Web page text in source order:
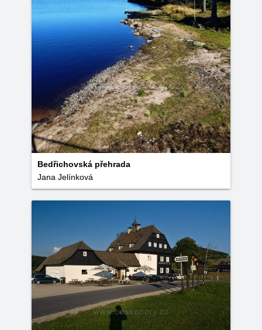
Bedřichovská přehrada
Jana Jelínková